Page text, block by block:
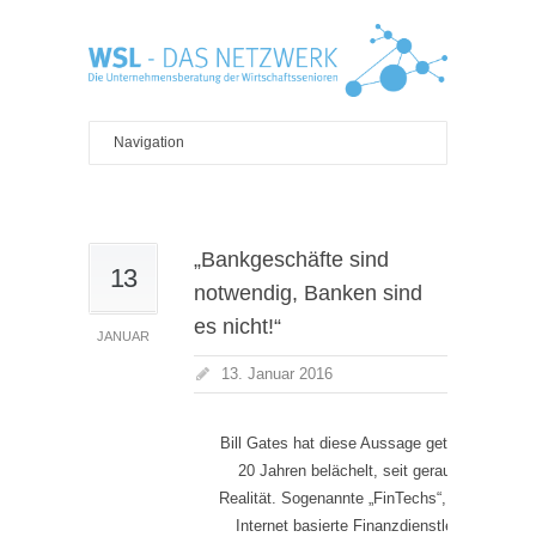
13
JANUAR
„Bankgeschäfte sind
notwendig, Banken sind
es nicht!“
13. Januar 2016
Bill Gates hat diese Aussage getroffen – vor
20 Jahren belächelt, seit geraumer Zeit
Realität. Sogenannte „FinTechs“, Firmen, die
Internet basierte Finanzdienstleistungen